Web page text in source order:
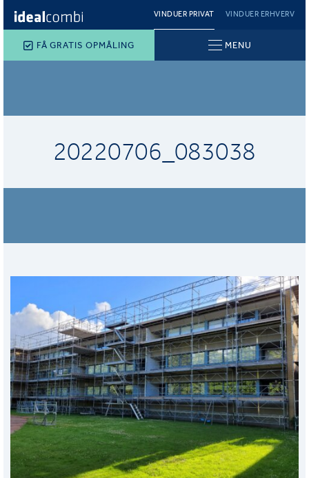
VINDUER PRIVAT VINDUER ERHVERV
FÅ GRATIS OPMÅLING MENU
20220706_083038